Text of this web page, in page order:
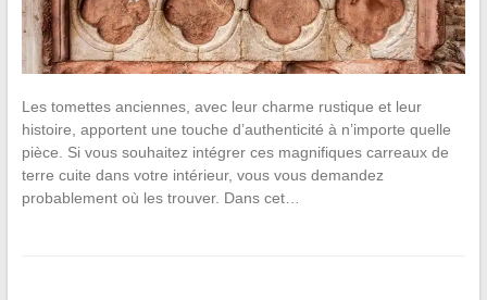
Les tomettes anciennes, avec leur charme rustique et leur
histoire, apportent une touche d’authenticité à n’importe quelle
pièce. Si vous souhaitez intégrer ces magnifiques carreaux de
terre cuite dans votre intérieur, vous vous demandez
probablement où les trouver. Dans cet…